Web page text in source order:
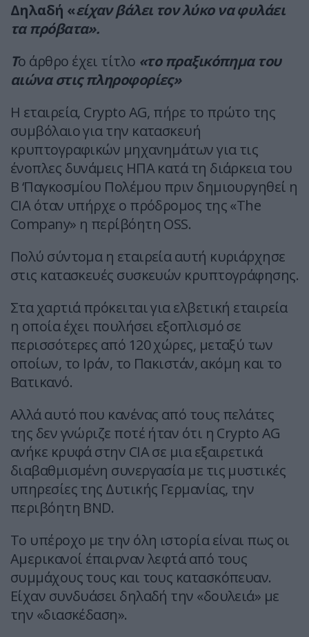
Δηλαδή «είχαν βάλει τον λύκο να φυλάει
τα πρόβατα».
Το άρθρο έχει τίτλο «το πραξικόπημα του
αιώνα στις πληροφορίες»
Η εταιρεία, Crypto AG, πήρε το πρώτο της
συμβόλαιο για την κατασκευή
κρυπτογραφικών μηχανημάτων για τις
ένοπλες δυνάμεις ΗΠΑ κατά τη διάρκεια του
Β ‘Παγκοσμίου Πολέμου πριν δημιουργηθεί η
CIA όταν υπήρχε ο πρόδρομος της «The
Company» η περίβόητη ΟSS.
Πολύ σύντομα η εταιρεία αυτή κυριάρχησε
στις κατασκευές συσκευών κρυπτογράφησης.
Στα χαρτιά πρόκειται για ελβετική εταιρεία
η οποία έχει πουλήσει εξοπλισμό σε
περισσότερες από 120 χώρες, μεταξύ των
οποίων, το Ιράν, το Πακιστάν, ακόμη και το
Βατικανό.
Αλλά αυτό που κανένας από τους πελάτες
της δεν γνώριζε ποτέ ήταν ότι η Crypto AG
ανήκε κρυφά στην CIA σε μια εξαιρετικά
διαβαθμισμένη συνεργασία με τις μυστικές
υπηρεσίες της Δυτικής Γερμανίας, την
περιβόητη BND.
Το υπέροχο με την όλη ιστορία είναι πως οι
Αμερικανοί έπαιρναν λεφτά από τους
συμμάχους τους και τους κατασκόπευαν.
Είχαν συνδυάσει δηλαδή την «δουλειά» με
την «διασκέδαση».